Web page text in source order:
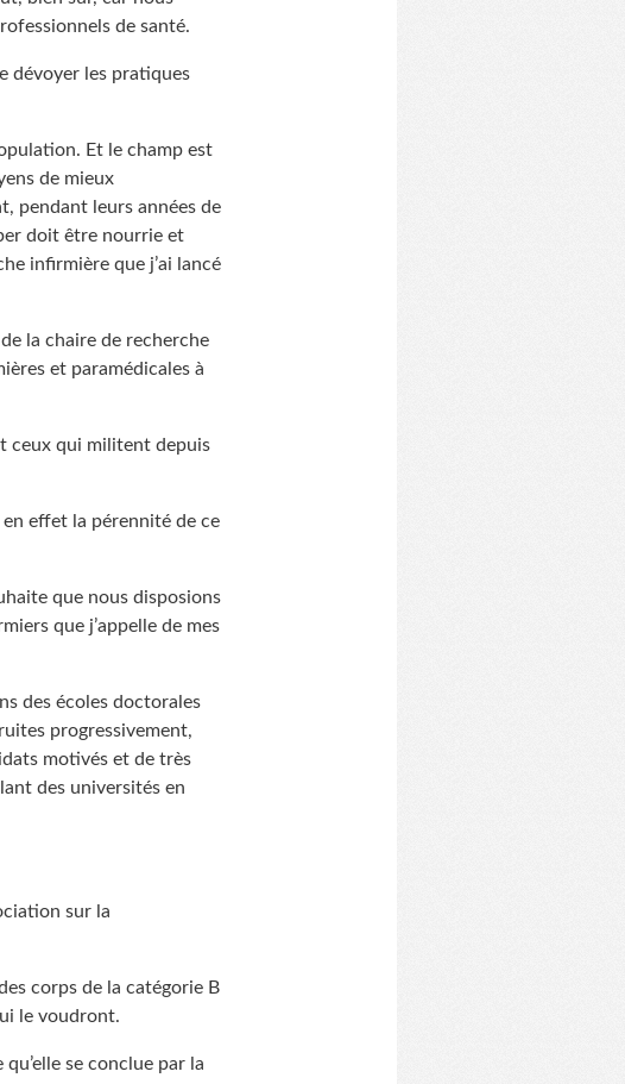
de santé.
dévoyer les pratiques
Et le champ est
de mieux
pendant leurs années de
doit être nourrie et
infirmière que j’ai lancé
la chaire de recherche
et paramédicales à
ceux qui militent depuis
effet la pérennité de ce
que nous disposions
que j’appelle de mes
des écoles doctorales
progressivement,
motivés et de très
des universités en
sur la
corps de la catégorie B
le voudront.
se conclue par la